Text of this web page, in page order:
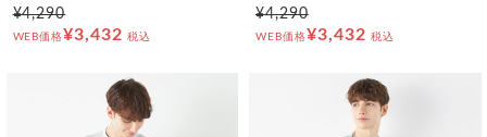
¥4,290
WEB価格¥3,432 税込
¥4,290
WEB価格¥3,432 税込